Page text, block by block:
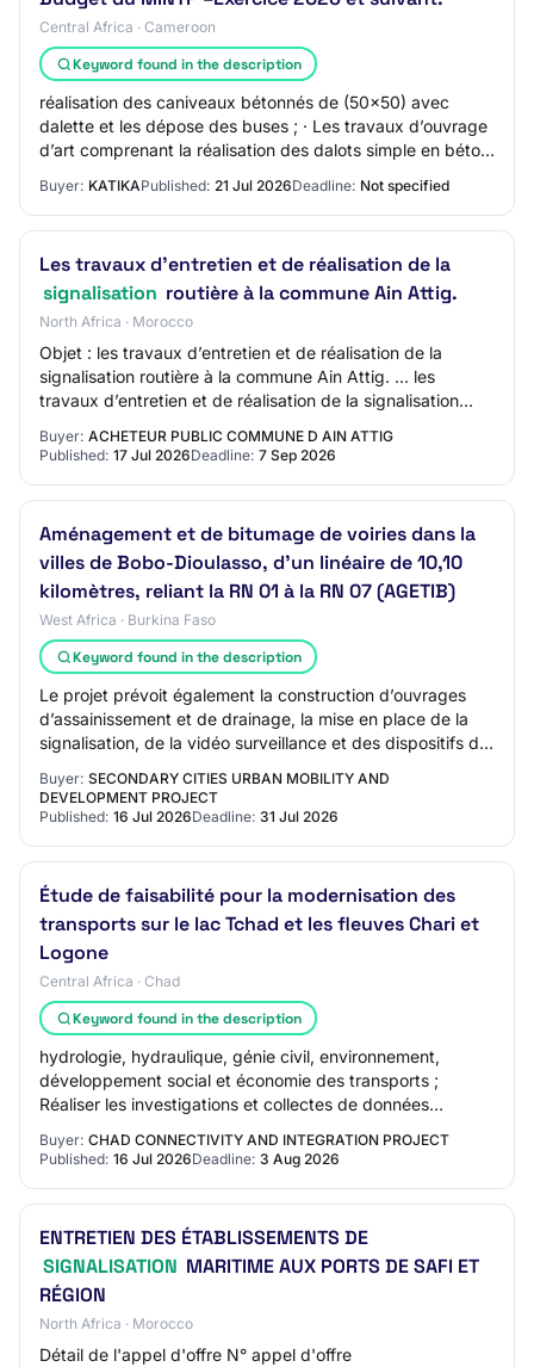
Central Africa · Cameroon
Keyword found in the description
réalisation des caniveaux bétonnés de (50x50) avec
dalette et les dépose des buses ; · Les travaux d’ouvrage
d’art comprenant la réalisation des dalots simple en béton
Buyer: KATIKAPublished: 21 Jul 2026Deadline: Not specified
Les travaux d’entretien et de réalisation de la
signalisation routière à la commune Ain Attig.
North Africa · Morocco
Objet : les travaux d’entretien et de réalisation de la
signalisation routière à la commune Ain Attig. ... les
travaux d’entretien et de réalisation de la signalisation
Buyer: ACHETEUR PUBLIC COMMUNE D AIN ATTIG
Published: 17 Jul 2026Deadline: 7 Sep 2026
Aménagement et de bitumage de voiries dans la
villes de Bobo-Dioulasso, d'un linéaire de 10,10
kilomètres, reliant la RN 01 à la RN 07 (AGETIB)
West Africa · Burkina Faso
Keyword found in the description
Le projet prévoit également la construction d’ouvrages
d’assainissement et de drainage, la mise en place de la
signalisation, de la vidéo surveillance et des dispositifs de
Buyer: SECONDARY CITIES URBAN MOBILITY AND
DEVELOPMENT PROJECT
Published: 16 Jul 2026Deadline: 31 Jul 2026
Étude de faisabilité pour la modernisation des
transports sur le lac Tchad et les fleuves Chari et
Logone
Central Africa · Chad
Keyword found in the description
hydrologie, hydraulique, génie civil, environnement,
développement social et économie des transports ;
Réaliser les investigations et collectes de données
Buyer: CHAD CONNECTIVITY AND INTEGRATION PROJECT
Published: 16 Jul 2026Deadline: 3 Aug 2026
ENTRETIEN DES ÉTABLISSEMENTS DE
SIGNALISATION MARITIME AUX PORTS DE SAFI ET
RÉGION
North Africa · Morocco
Détail de l'appel d'offre N° appel d'offre